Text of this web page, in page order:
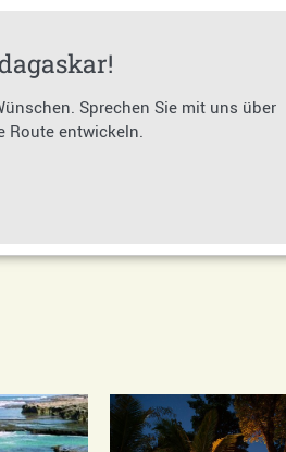
Sprechen Sie mit uns über
Route entwickeln.